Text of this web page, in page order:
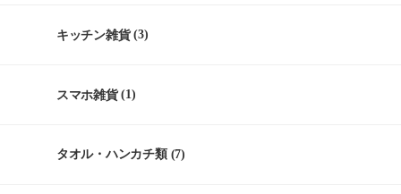
キッチン雑貨(3)
スマホ雑貨(1)
タオル・ハンカチ類(7)